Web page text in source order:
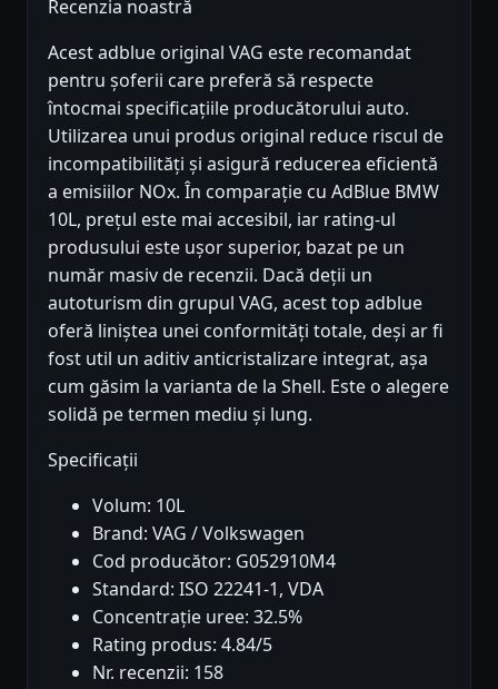
Recenzia noastră
Acest adblue original VAG este recomandat
pentru șoferii care preferă să respecte
întocmai specificațiile producătorului auto.
Utilizarea unui produs original reduce riscul de
incompatibilități și asigură reducerea eficientă
a emisiilor NOx. În comparație cu AdBlue BMW
10L, prețul este mai accesibil, iar rating-ul
produsului este ușor superior, bazat pe un
număr masiv de recenzii. Dacă deții un
autoturism din grupul VAG, acest top adblue
oferă liniștea unei conformități totale, deși ar fi
fost util un aditiv anticristalizare integrat, așa
cum găsim la varianta de la Shell. Este o alegere
solidă pe termen mediu și lung.
Specificații
Volum: 10L
Brand: VAG / Volkswagen
Cod producător: G052910M4
Standard: ISO 22241-1, VDA
Concentrație uree: 32.5%
Rating produs: 4.84/5
Nr. recenzii: 158